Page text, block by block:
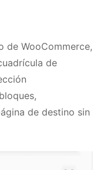
de WooCommerce,
de
de destino sin